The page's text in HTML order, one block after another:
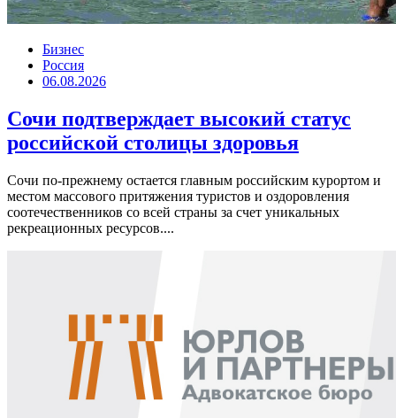
Бизнес
Россия
06.08.2026
Сочи подтверждает высокий статус
российской столицы здоровья
Сочи по-прежнему остается главным российским курортом и
местом массового притяжения туристов и оздоровления
соотечественников со всей страны за счет уникальных
рекреационных ресурсов....